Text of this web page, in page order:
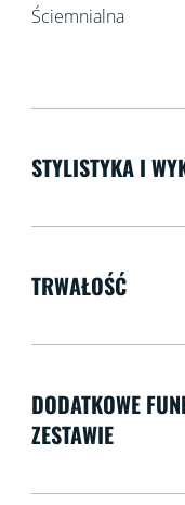
Ściemnialna
STYLISTYKA I
TRWAŁOŚĆ
DODATKOWE
ZESTAWIE